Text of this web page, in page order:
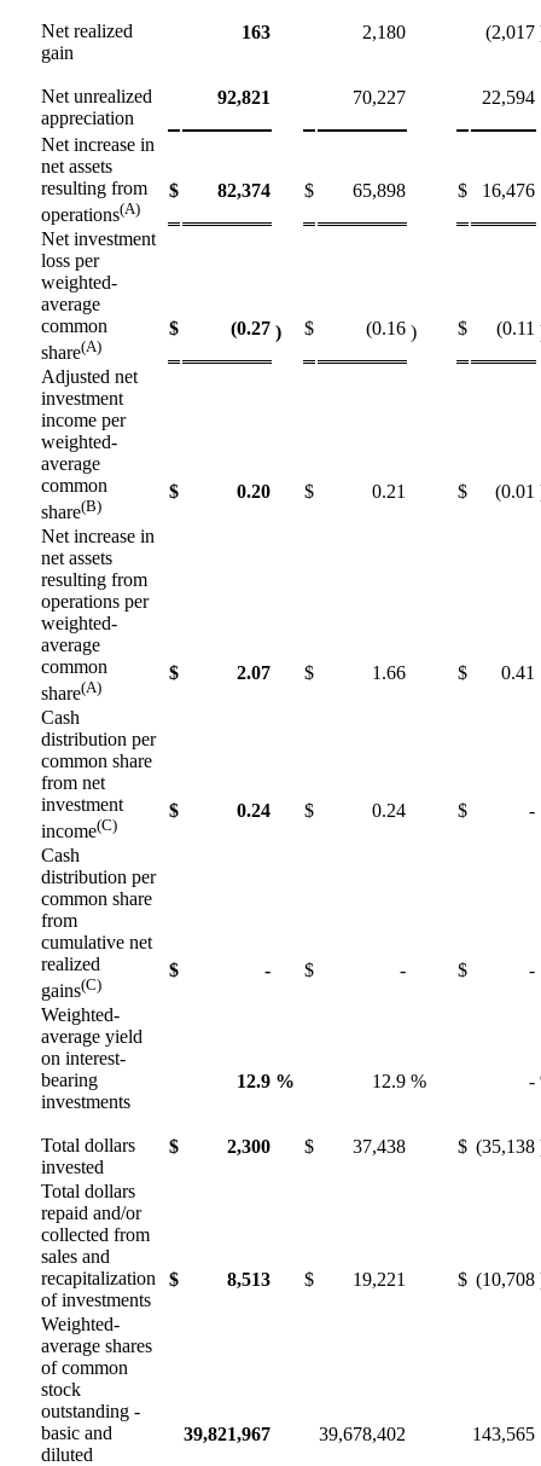
Net realized
gain
163 2,180 (2,017
Net unrealized
appreciation
92,821 70,227 22,594
Net increase in
net assets
resulting from
operations(A)
$ 82,374 $ 65,898 $ 16,476
Net investment
loss per
weighted-
average
common
share(A)
$ (0.27 ) $ (0.16 ) $ (0.11
Adjusted net
investment
income per
weighted-
average
common
share(B)
$ 0.20 $ 0.21 $ (0.01
Net increase in
net assets
resulting from
operations per
weighted-
average
common
share(A)
$ 2.07 $ 1.66 $ 0.41
Cash
distribution per
common share
from net
investment
income(C)
$ 0.24 $ 0.24 $ -
Cash
distribution per
common share
from
cumulative net
realized
gains(C)
$ - $ - $ -
Weighted-
average yield
on interest-
bearing
investments
12.9 % 12.9 % -
Total dollars
invested
$ 2,300 $ 37,438 $ (35,138
Total dollars
repaid and/or
collected from
sales and
recapitalization
of investments
$ 8,513 $ 19,221 $ (10,708
Weighted-
average shares
of common
stock
outstanding -
basic and
diluted
39,821,967 39,678,402 143,565